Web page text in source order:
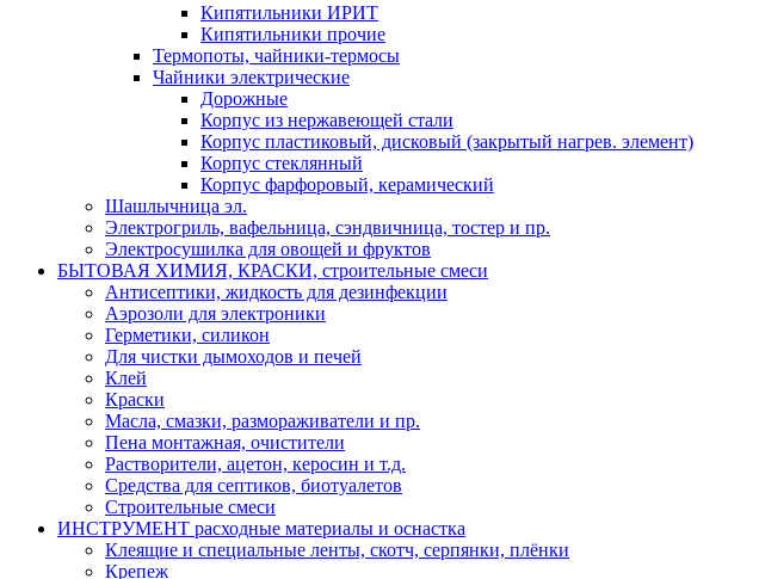
Кипятильники ИРИТ
Кипятильники прочие
Термопоты, чайники-термосы
Чайники электрические
Дорожные
Корпус из нержавеющей стали
Корпус пластиковый, дисковый (закрытый нагрев. элемент)
Корпус стеклянный
Корпус фарфоровый, керамический
Шашлычница эл.
Электрогриль, вафельница, сэндвичница, тостер и пр.
Электросушилка для овощей и фруктов
БЫТОВАЯ ХИМИЯ, КРАСКИ, строительные смеси
Антисептики, жидкость для дезинфекции
Аэрозоли для электроники
Герметики, силикон
Для чистки дымоходов и печей
Клей
Краски
Масла, смазки, размораживатели и пр.
Пена монтажная, очистители
Растворители, ацетон, керосин и т.д.
Средства для септиков, биотуалетов
Строительные смеси
ИНСТРУМЕНТ расходные материалы и оснастка
Клеящие и специальные ленты, скотч, серпянки, плёнки
Крепеж